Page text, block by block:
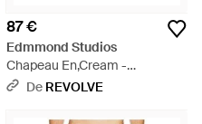
87 €
Edmmond Studios
Chapeau En,Cream -
Multicolore
De REVOLVE